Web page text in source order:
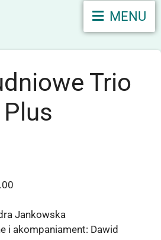
narzędzi
MENU
Trio
Plus
Jankowska
i akompaniament: Dawid